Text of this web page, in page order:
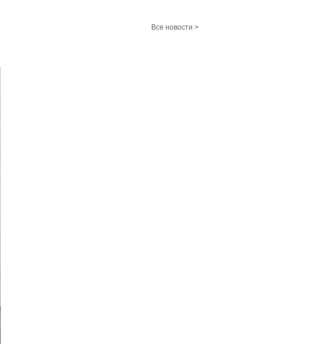
Все новости >